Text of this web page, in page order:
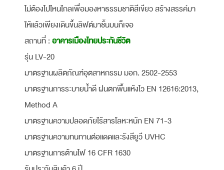
ไม่ต้องไปไหนไกลเพื่อมองหาธรรมชาติสีเขียว สร้างสรรค์มา
ให้แล้วเพียงเดินขึ้นลิฟต์มาชั้นบนก็เจอ
สถานที่ : อาคารเมืองไทยประกันชีวิต
รุ่น LV-20
มาตรฐานผลิตภัณฑ์อุตสาหกรรม มอก. 2502-2553
มาตรฐานการระบายน้ำดี ฝนตกพื้นแห้งไว EN 12616:2013,
Method A
มาตรฐานความปลอดภัยไร้สารโลหะหนัก EN 71-3
มาตรฐานความทนทานต่อแดดและรังสียูวี UVHC
มาตรฐานการต้านไฟ 16 CFR 1630